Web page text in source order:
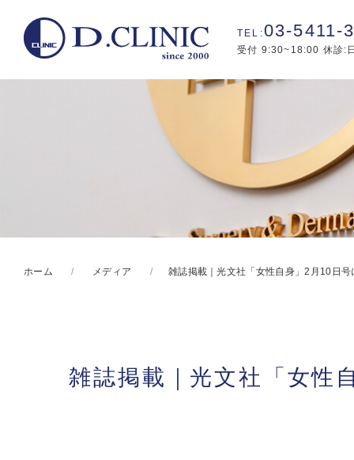
03-5411-
受付 9:30~18:00 休診:
ホーム メディア 雑誌掲載｜光文社「女性自身」2月10日
雑誌掲載｜光文社「女性